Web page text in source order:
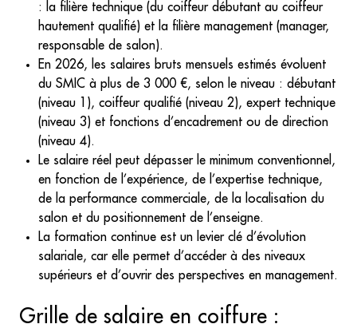
: la filière technique (du coiffeur débutant au coiffeur
hautement qualifié) et la filière management (manager,
responsable de salon).
En 2026, les salaires bruts mensuels estimés évoluent
du SMIC à plus de 3 000 €, selon le niveau : débutant
(niveau 1), coiffeur qualifié (niveau 2), expert technique
(niveau 3) et fonctions d’encadrement ou de direction
(niveau 4).
Le salaire réel peut dépasser le minimum conventionnel,
en fonction de l’expérience, de l’expertise technique,
de la performance commerciale, de la localisation du
salon et du positionnement de l’enseigne.
La formation continue est un levier clé d’évolution
salariale, car elle permet d’accéder à des niveaux
supérieurs et d’ouvrir des perspectives en management.
Grille de salaire en coiffure :